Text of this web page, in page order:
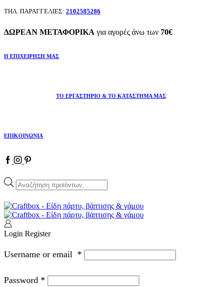
ΤΗΛ. ΠΑΡΑΓΓΕΛΙΕΣ: 2102585286
ΔΩΡΕΑΝ ΜΕΤΑΦΟΡΙΚΑ για αγορές άνω των 70€
Η ΕΠΙΧΕΙΡΗΣΗ ΜΑΣ
ΤΟ ΕΡΓΑΣΤΗΡΙΟ & ΤΟ ΚΑΤΑΣΤΗΜΑ ΜΑΣ
ΕΠΙΚΟΙΝΩΝΙΑ
Facebook
Instagram
Pinterest
Products
search
Login Register
Username or email *
Password *